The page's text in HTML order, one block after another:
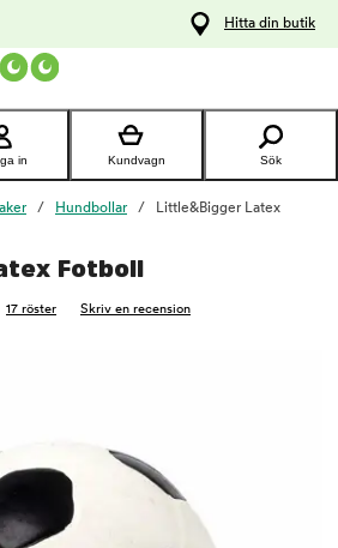
Hitta din butik
in Kundvagn Sök
Hundbollar
Little&Bigger Latex
Fotboll
17 röster Skriv en recension